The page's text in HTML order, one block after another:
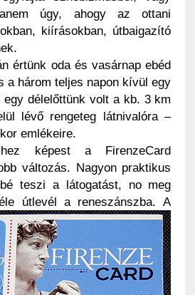
úgy, ahogy az ottani
kiírásokban, útbaigazító
értünk oda és vasárnap ebéd
a három teljes napon kívül egy
egy délelőttünk volt a kb. 3 km
lévő rengeteg látnivalóra –
emlékeire.
képest a FirenzeCard
változás. Nagyon praktikus
teszi a látogatást, no meg
útlevél a reneszánszba.A